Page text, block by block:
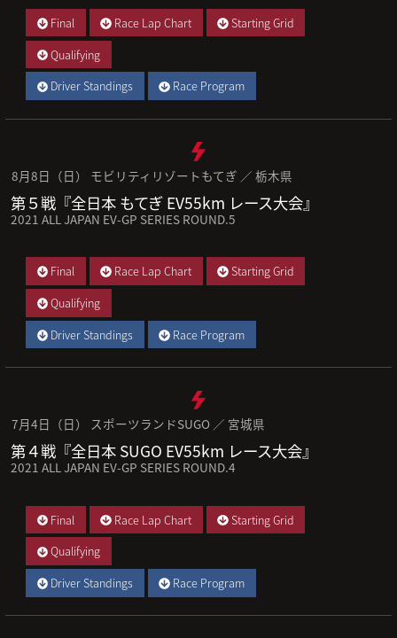
Final Race Lap Chart
Starting Grid
Qualifying
Driver Standings
Race Program
8月8日（日） モビリティリゾートもてぎ ／ 栃木県
第５戦『全日本 もてぎ EV55km レース大会』
2021 ALL JAPAN EV-GP SERIES ROUND.5
Final Race Lap Chart
Starting Grid
Qualifying
Driver Standings
Race Program
7月4日（日） スポーツランドSUGO ／ 宮城県
第４戦『全日本 SUGO EV55km レース大会』
2021 ALL JAPAN EV-GP SERIES ROUND.4
Final Race Lap Chart
Starting Grid
Qualifying
Driver Standings
Race Program